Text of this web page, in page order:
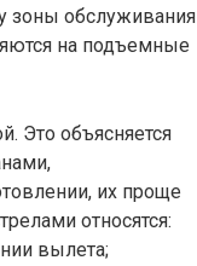
зоны обслуживания
на подъемные
Это объясняется
их проще
относятся:
вылета;